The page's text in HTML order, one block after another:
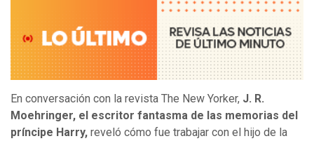
En conversación con la revista The New Yorker, J. R.
Moehringer, el escritor fantasma de las memorias del
príncipe Harry, reveló cómo fue trabajar con el hijo de la